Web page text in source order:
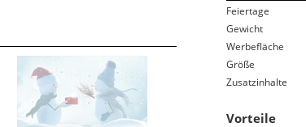
Feiertage
Gewicht
Werbefläche
Größe
Zusatzinhalte
Vorteile